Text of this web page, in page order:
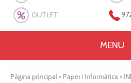
OUTLET
MENU
Pàgina principal > Paper i Informàtica >